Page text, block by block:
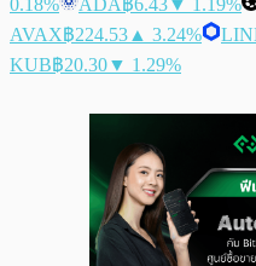
AVAX฿224.53 ▲ 3.24%
KUB฿20.30▼ 1.29%